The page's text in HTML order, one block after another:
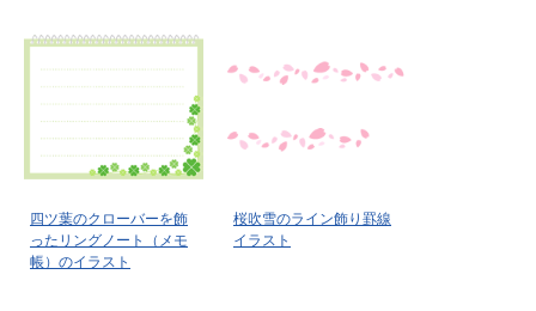
四ツ葉のクローバーを飾
ったリングノート（メモ
帳）のイラスト
桜吹雪のライン飾り罫線
イラスト